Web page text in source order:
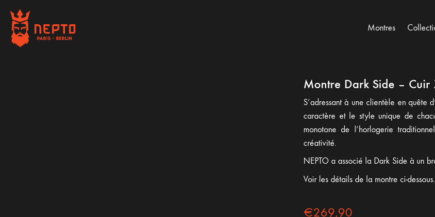
Montres
Montre Dark Side –
S’adressant à une clientèle en quête
caractère et le style unique de
monotone de l’horlogerie
créativité.
NEPTO a associé la Dark Side à un
Voir les détails de la montre ci-
€269,90